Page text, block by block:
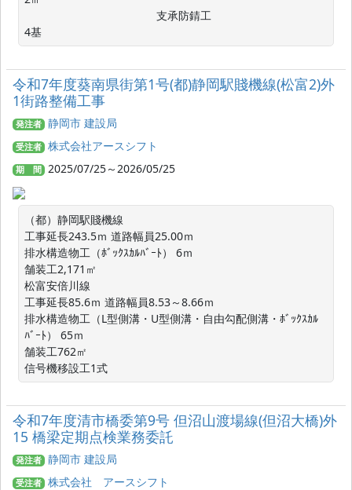
支承防錆工
4基
令和7年度葵南県街第1号(都)静岡駅賤機線(松富2)外
1街路整備工事
発注者 静岡市 建設局
受注者 株式会社アースシフト
期 間 2025/07/25～2026/05/25
（都）静岡駅賤機線
工事延長243.5ｍ 道路幅員25.00ｍ
排水構造物工（ﾎﾞｯｸｽｶﾙﾊﾞｰﾄ） 6ｍ
舗装工2,171㎡
松富安倍川線
工事延長85.6ｍ 道路幅員8.53～8.66ｍ
排水構造物工（L型側溝・U型側溝・自由勾配側溝・ﾎﾞｯｸｽｶﾙ
ﾊﾞｰﾄ） 65ｍ
舗装工762㎡
信号機移設工1式
令和7年度清市橋委第9号 但沼山渡場線(但沼大橋)外
15 橋梁定期点検業務委託
発注者 静岡市 建設局
受注者 株式会社 アースシフト